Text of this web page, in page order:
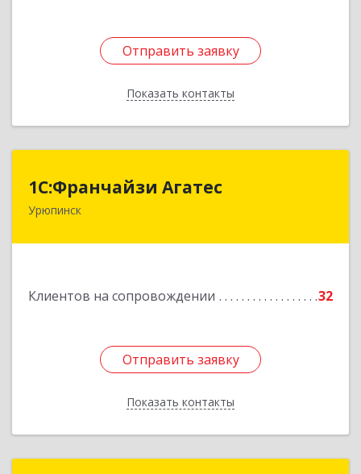
Отправить заявку
Показать контакты
Отправить заявку
Назад
1С:Франчайзи Агатес
Урюпинск
Клиентов на сопровождении 32
Отправить заявку
Показать контакты
403113, Волгоградская обл, Урюпинск г, Ленина
Отправить заявку
Назад